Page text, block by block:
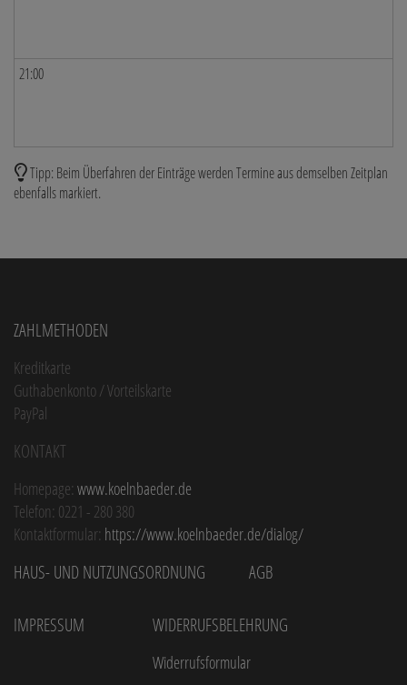
21:00
Tipp: Beim Überfahren der Einträge werden Termine aus demselben Zeitplan
ebenfalls markiert.
Zahlmethoden
Kreditkarte
Guthabenkonto / Vorteilskarte
PayPal
Kontakt
Homepage: www.koelnbaeder.de
Telefon: 0221 - 280 380
Kontaktformular: https://www.koelnbaeder.de/dialog/
Haus- und Nutzungsordnung AGB
Impressum Widerrufsbelehrung
Widerrufsformular